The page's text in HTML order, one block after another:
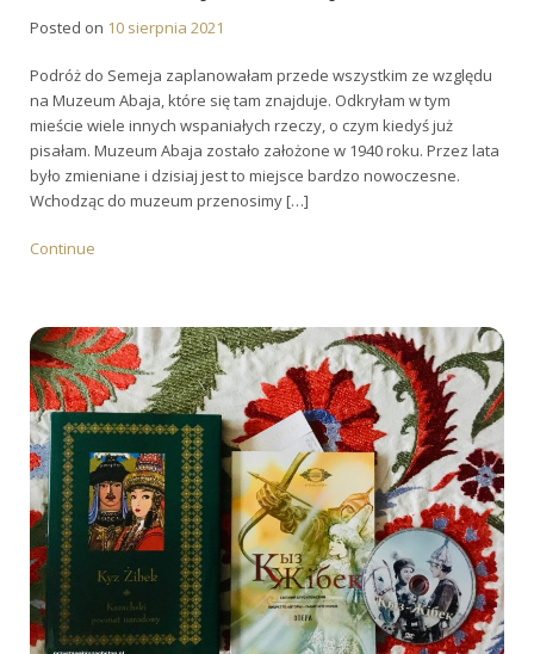
Posted on 10 sierpnia 2021
Podróż do Semeja zaplanowałam przede wszystkim ze względu
na Muzeum Abaja, które się tam znajduje. Odkryłam w tym
mieście wiele innych wspaniałych rzeczy, o czym kiedyś już
pisałam. Muzeum Abaja zostało założone w 1940 roku. Przez lata
było zmieniane i dzisiaj jest to miejsce bardzo nowoczesne.
Wchodząc do muzeum przenosimy […]
Continue